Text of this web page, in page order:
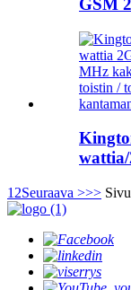
GSM
1 2Seuraava >>>